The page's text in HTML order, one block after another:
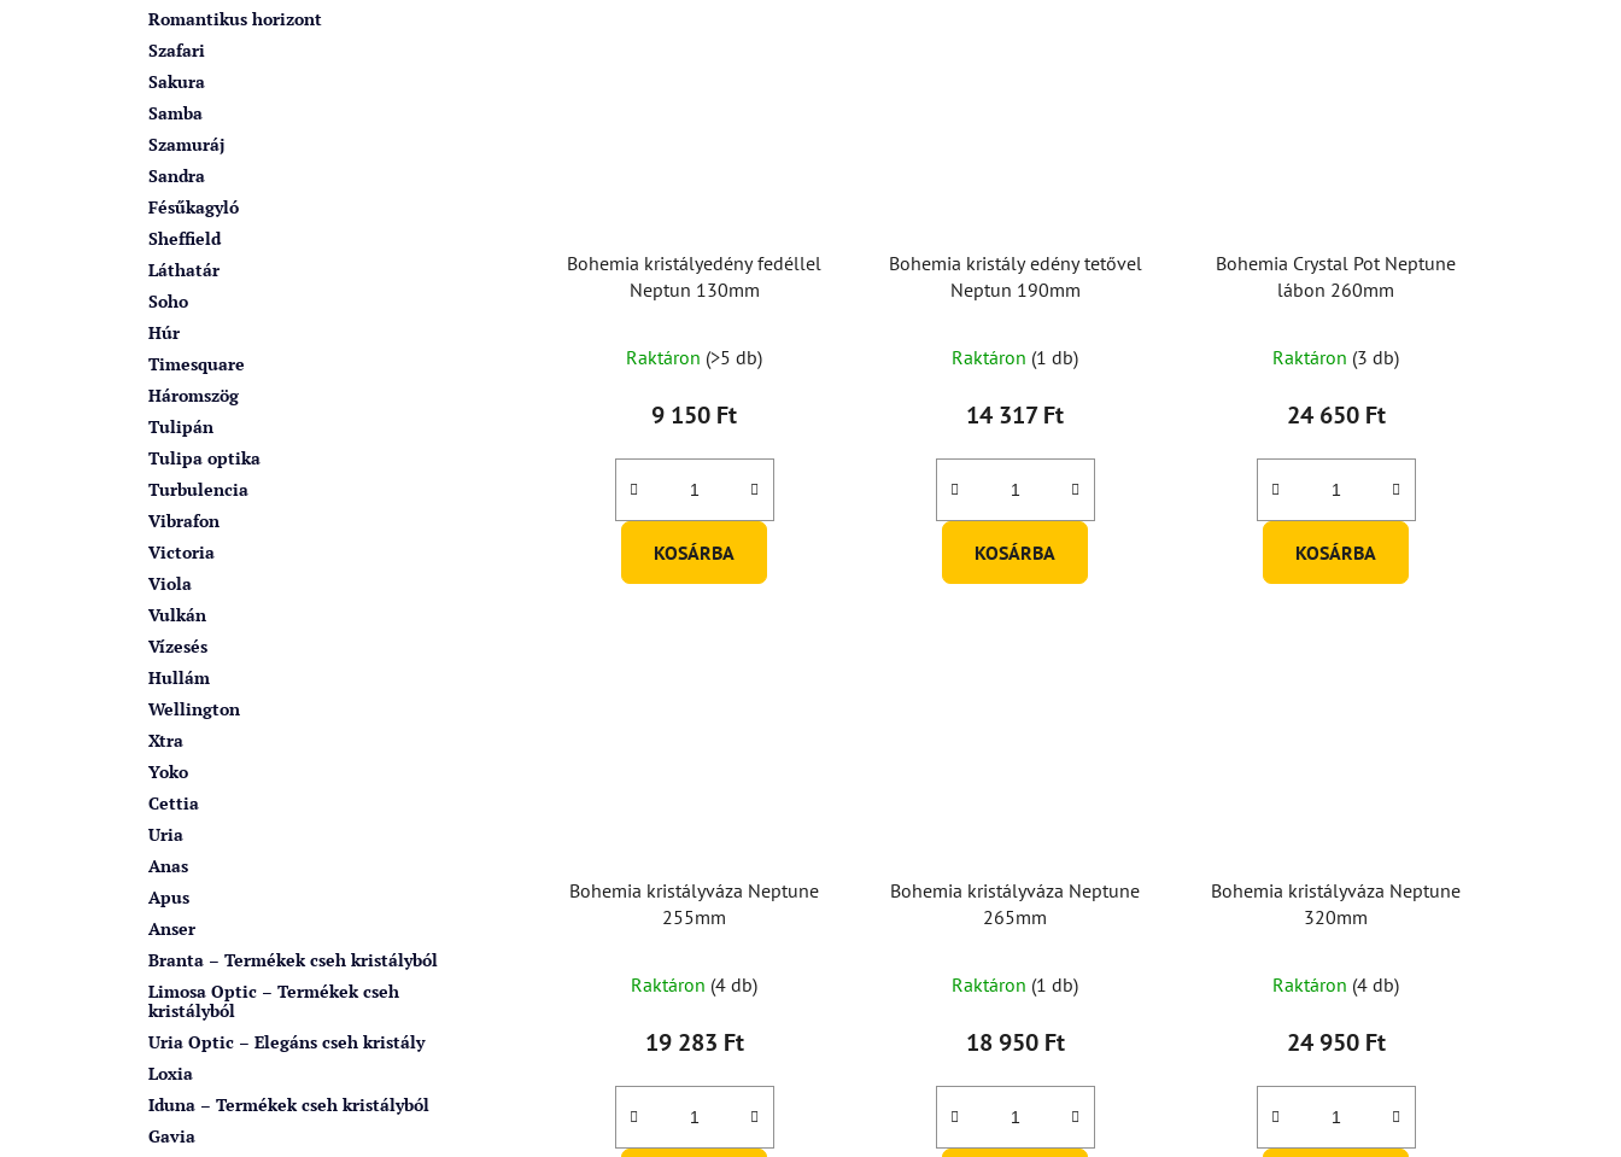
Romantikus horizont
Szafari
Sakura
Samba
Szamuráj
Sandra
Fésűkagyló
Sheffield
Láthatár
Soho
Húr
Timesquare
Háromszög
Tulipán
Tulipa optika
Turbulencia
Vibrafon
Victoria
Viola
Vulkán
Vízesés
Hullám
Wellington
Xtra
Yoko
Cettia
Uria
Anas
Apus
Anser
Branta – Termékek cseh kristályból
Limosa Optic – Termékek cseh
kristályból
Uria Optic – Elegáns cseh kristály
Loxia
Iduna – Termékek cseh kristályból
Gavia
Bohemia kristályedény fedéllel
Neptun 130mm
Raktáron (>5 db)
9 150 Ft
KOSÁRBA
Bohemia kristály edény tetővel
Neptun 190mm
Raktáron (1 db)
14 317 Ft
KOSÁRBA
Bohemia Crystal Pot Neptune
lábon 260mm
Raktáron (3 db)
24 650 Ft
KOSÁRBA
Bohemia kristályváza Neptune
255mm
Raktáron (4 db)
19 283 Ft
Bohemia kristályváza Neptune
265mm
Raktáron (1 db)
18 950 Ft
Bohemia kristályváza Neptune
320mm
Raktáron (4 db)
24 950 Ft